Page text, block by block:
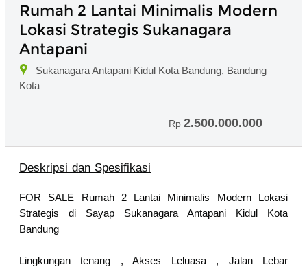
Rumah 2 Lantai Minimalis Modern
Lokasi Strategis Sukanagara
Antapani
Sukanagara Antapani Kidul Kota Bandung, Bandung
Kota
Rp 2.500.000.000
Deskripsi dan Spesifikasi
FOR SALE Rumah 2 Lantai Minimalis Modern Lokasi
Strategis di Sayap Sukanagara Antapani Kidul Kota
Bandung
Lingkungan tenang , Akses Leluasa , Jalan Lebar